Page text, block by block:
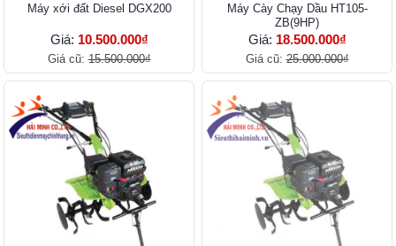
Máy xới đất Diesel DGX200
Giá: 10.500.000₫
Giá cũ:15.500.000₫
Máy Cày Chạy Dầu HT105-
ZB(9HP)
Giá: 18.500.000₫
Giá cũ:25.000.000₫